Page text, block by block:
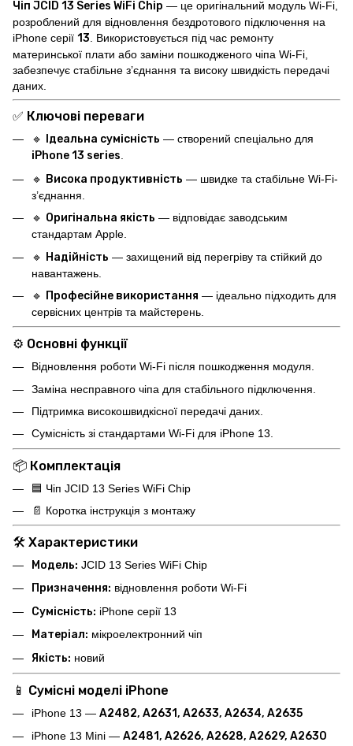
Чіп JCID 13 Series WiFi Chip — це оригінальний модуль Wi-Fi,
розроблений для відновлення бездротового підключення на
iPhone серії 13 . Використовується під час ремонту
материнської плати або заміни пошкодженого чіпа Wi-Fi,
забезпечує стабільне з’єднання та високу швидкість передачі
даних.
✅ Ключові переваги
🔹 Ідеальна сумісність — створений спеціально для
iPhone 13 series.
🔹 Висока продуктивність — швидке та стабільне Wi-Fi-
з’єднання.
🔹 Оригінальна якість — відповідає заводським
стандартам Apple.
🔹 Надійність — захищений від перегріву та стійкий до
навантажень.
🔹 Професійне використання — ідеально підходить для
сервісних центрів та майстерень.
⚙️ Основні функції
Відновлення роботи Wi-Fi після пошкодження модуля.
Заміна несправного чіпа для стабільного підключення.
Підтримка високошвидкісної передачі даних.
Сумісність зі стандартами Wi-Fi для iPhone 13.
📦 Комплектація
🟦 Чіп JCID 13 Series WiFi Chip
📄 Коротка інструкція з монтажу
🛠 Характеристики
Модель: JCID 13 Series WiFi Chip
Призначення: відновлення роботи Wi-Fi
Сумісність: iPhone серії 13
Матеріал: мікроелектронний чіп
Якість: новий
📱 Сумісні моделі iPhone
iPhone 13 — A2482, A2631, A2633, A2634, A2635
iPhone 13 Mini — A2481, A2626, A2628, A2629, A2630